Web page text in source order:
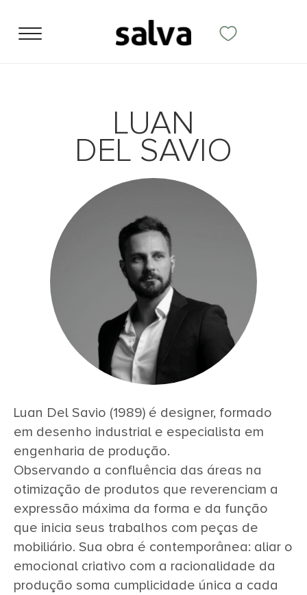
LUAN
DEL SAVIO
Luan Del Savio (1989) é designer, formado
em desenho industrial e especialista em
engenharia de produção.
Observando a confluência das áreas na
otimização de produtos que reverenciam a
expressão máxima da forma e da função
que inicia seus trabalhos com peças de
mobiliário. Sua obra é contemporânea: aliar o
emocional criativo com a racionalidade da
produção soma cumplicidade única a cada